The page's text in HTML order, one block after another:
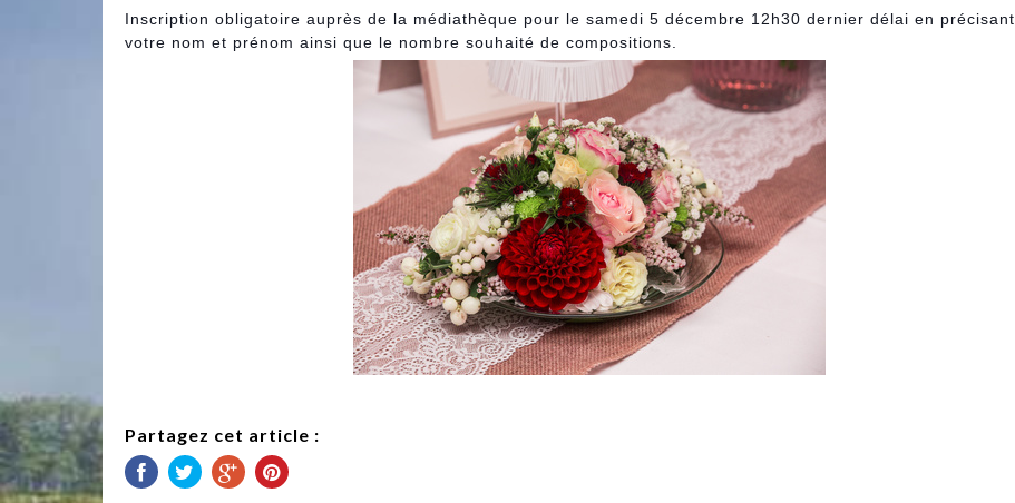
Inscription obligatoire auprès de la médiathèque pour le samedi 5 décembre 12h30 dernier délai en précisant
votre nom et prénom ainsi que le nombre souhaité de compositions.
Partagez cet article :